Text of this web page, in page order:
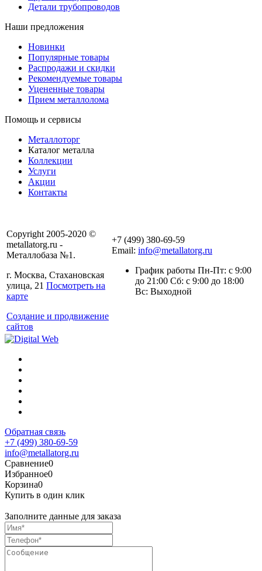
Детали трубопроводов
Наши предложения
Новинки
Популярные товары
Распродажи и скидки
Рекомендуемые товары
Уцененные товары
Прием металлолома
Помощь и сервисы
Металлоторг
Каталог металла
Коллекции
Услуги
Акции
Контакты
Copyright 2005-2020 ©
metallatorg.ru -
Металлобаза №1.
г. Москва, Стахановская
улица, 21 Посмотреть на
карте
Создание и продвижение
сайтов
+7 (499) 380-69-59
Email: info@metallatorg.ru
График работы Пн-Пт: с 9:00
до 21:00 Сб: с 9:00 до 18:00
Вс: Выходной
Обратная связь
+7 (499) 380-69-59
info@metallatorg.ru
Сравнение0
Избранное0
Корзина0
Купить в один клик
Заполните данные для заказа